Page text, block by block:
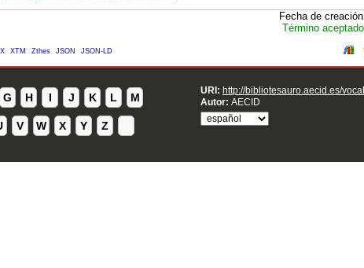
Fecha de
Término
XTM Zthes JSON JSON-LD
G H I J K L M
V W X Y Z
URI: http://bibliotesauro.aecid.es/
Autor: AECID